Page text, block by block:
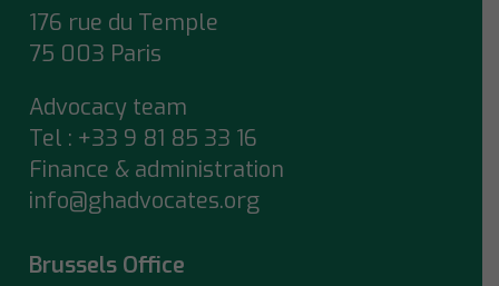
176 rue du Temple
75 003 Paris
Advocacy team
Tel : +33 9 81 85 33 16
Finance & administration
info@ghadvocates.org
Brussels Office